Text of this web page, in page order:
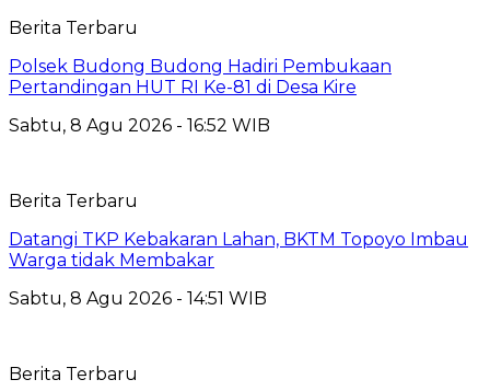
Berita Terbaru
Polsek Budong Budong Hadiri Pembukaan
Pertandingan HUT RI Ke-81 di Desa Kire
Sabtu, 8 Agu 2026 - 16:52 WIB
Berita Terbaru
Datangi TKP Kebakaran Lahan, BKTM Topoyo Imbau
Warga tidak Membakar
Sabtu, 8 Agu 2026 - 14:51 WIB
Berita Terbaru